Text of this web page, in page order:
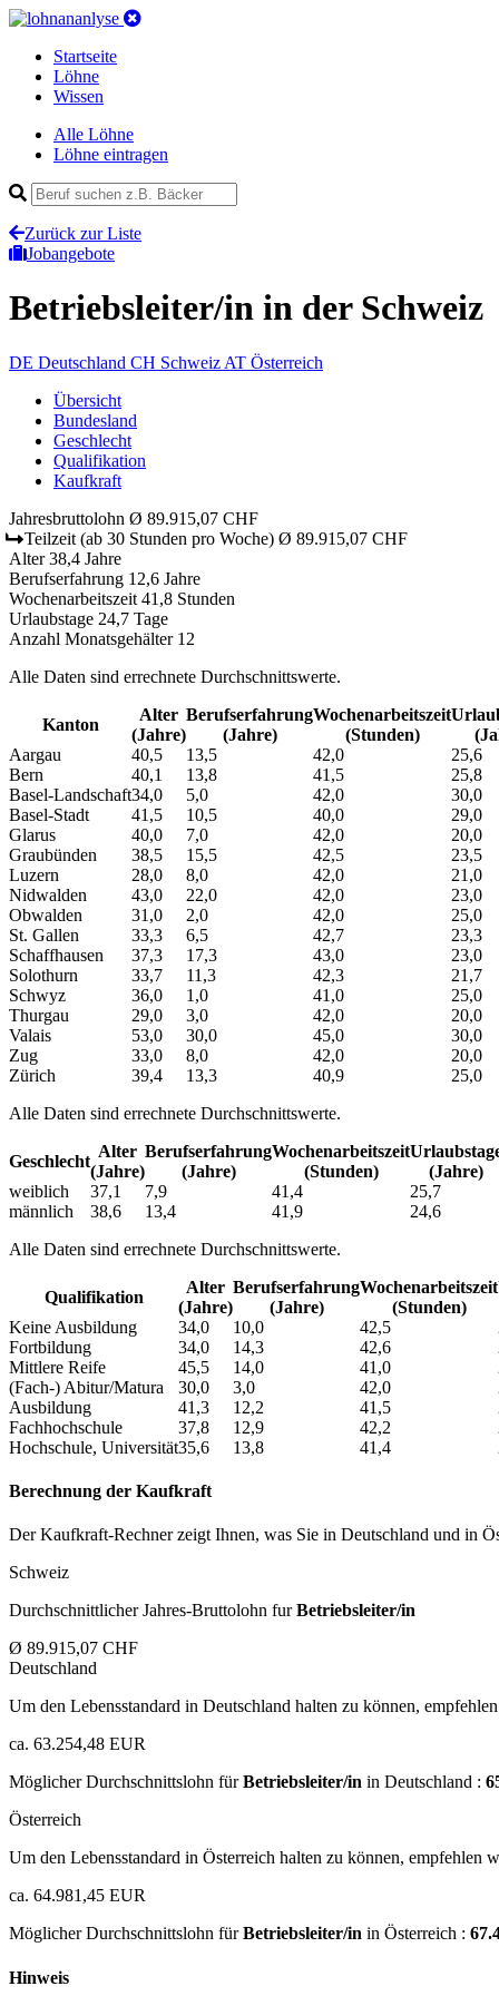
Startseite
Löhne
Wissen
Alle Löhne
Löhne eintragen
Zurück zur Liste
Jobangebote
Betriebsleiter/in in der Schweiz
DE Deutschland CH Schweiz AT Österreich
Übersicht
Bundesland
Geschlecht
Qualifikation
Kaufkraft
Jahresbruttolohn Ø 89.915,07 CHF
Teilzeit (ab 30 Stunden pro Woche) Ø 89.915,07 CHF
Alter 38,4 Jahre
Berufserfahrung 12,6 Jahre
Wochenarbeitszeit 41,8 Stunden
Urlaubstage 24,7 Tage
Anzahl Monatsgehälter 12
Alle Daten sind errechnete Durchschnittswerte.
Kanton
Alter
(Jahre)
Berufs­erfahrung
(Jahre)
Wochen­arbeitszeit
(Stunden)
Aargau
40,5 13,5 42,0
25,6
Bern
40,1 13,8 41,5
25,8
Basel-Landschaft34,0 5,0 42,0
30,0
Basel-Stadt
41,5 10,5 40,0
29,0
Glarus
40,0 7,0 42,0
20,0
Graubünden
38,5 15,5 42,5
23,5
Luzern
28,0 8,0 42,0
21,0
Nidwalden
43,0 22,0 42,0
23,0
Obwalden
31,0 2,0 42,0
25,0
St. Gallen
33,3 6,5 42,7
23,3
Schaffhausen
37,3 17,3 43,0
23,0
Solothurn
33,7 11,3 42,3
21,7
Schwyz
36,0 1,0 41,0
25,0
Thurgau
29,0 3,0 42,0
20,0
Valais
53,0 30,0 45,0
30,0
Zug
33,0 8,0 42,0
20,0
Zürich
39,4 13,3 40,9
25,0
Alle Daten sind errechnete Durchschnittswerte.
Geschlecht
Alter
(Jahre)
Berufs­erfahrung
(Jahre)
Wochen­arbeitszeit
(Stunden)
(Jahre)
weiblich
37,1 7,9 41,4
25,7
männlich
38,6 13,4 41,9
24,6
Alle Daten sind errechnete Durchschnittswerte.
Qualifikation
Alter
(Jahre)
Berufs­erfahrung
(Jahre)
Wochen­arbeitszeit
(Stunden)
Keine Ausbildung 34,0 10,0 42,5
Fortbildung
34,0 14,3 42,6
Mittlere Reife
45,5 14,0 41,0
(Fach-) Abitur/Matura
30,0 3,0 42,0
Ausbildung
41,3 12,2 41,5
Fachhochschule
37,8 12,9 42,2
Hochschule, Universität35,6 13,8 41,4
Berechnung der Kaufkraft
Der Kaufkraft-Rechner zeigt Ihnen, was Sie in Deutschland und in
Schweiz
Durchschnittlicher Jahres-Bruttolohn furBetriebsleiter/in
Ø 89.915,07 CHF
Deutschland
Um den Lebensstandard in Deutschland halten zu können,
ca. 63.254,48 EUR
Möglicher Durchschnittslohn fürBetriebsleiter/in in Deutschland :
Österreich
Um den Lebensstandard in Österreich halten zu können, empfehlen
ca. 64.981,45 EUR
Möglicher Durchschnittslohn fürBetriebsleiter/in in Österreich :
Hinweis